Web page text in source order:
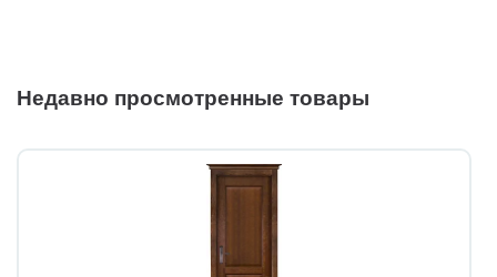
Недавно просмотренные товары